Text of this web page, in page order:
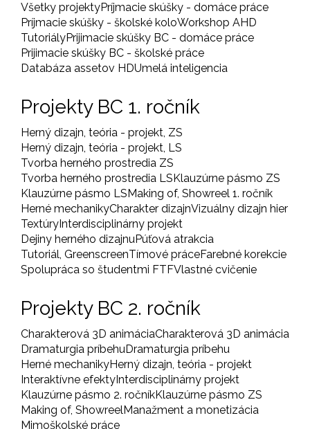
Všetky projektyPríjmacie skúšky - domáce práce
Príjmacie skúšky - školské koloWorkshop AHD
TutoriályPrijimacie skúšky BC - domáce práce
Prijimacie skúšky BC - školské práce
Databáza assetov HDUmelá inteligencia
Projekty BC 1. ročník
Herný dizajn, teória - projekt, ZS
Herný dizajn, teória - projekt, LS
Tvorba herného prostredia ZS
Tvorba herného prostredia LSKlauzúrne pásmo ZS
Klauzúrne pásmo LSMaking of, Showreel 1. ročník
Herné mechanikyCharakter dizajnVizuálny dizajn hier
TextúryInterdisciplinárny projekt
Dejiny herného dizajnuPúťová atrakcia
Tutoriál, GreenscreenTímové práceFarebné korekcie
Spolupráca so študentmi FTFVlastné cvičenie
Projekty BC 2. ročník
Charakterová 3D animáciaCharakterová 3D animácia
Dramaturgia príbehuDramaturgia príbehu
Herné mechanikyHerný dizajn, teória - projekt
Interaktívne efektyInterdisciplinárny projekt
Klauzúrne pásmo 2. ročníkKlauzúrne pásmo ZS
Making of, ShowreelManažment a monetizácia
Mimoškolské práce